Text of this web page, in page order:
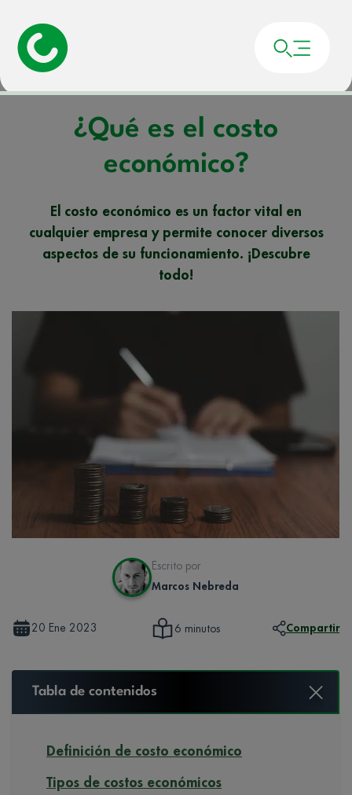
Portada»
¿Qué es el costo
económico?
El costo económico es un factor vital en
cualquier empresa y permite conocer diversos
aspectos de su funcionamiento. ¡Descubre
todo!
Escrito por
Marcos Nebreda
20 Ene 2023 6 minutos Compartir
Tabla de contenidos
Definición de costo económico
Tipos de costos económicos